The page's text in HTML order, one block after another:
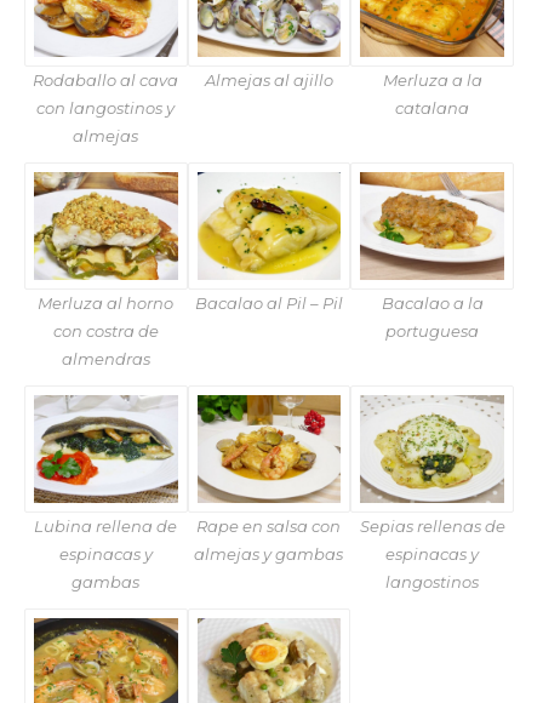
Rodaballo al cava
con langostinos y
almejas
Almejas al ajillo
Merluza a la
catalana
Merluza al horno
con costra de
almendras
Bacalao al Pil – Pil
Bacalao a la
portuguesa
Lubina rellena de
espinacas y
gambas
Rape en salsa con
almejas y gambas
Sepias rellenas de
espinacas y
langostinos